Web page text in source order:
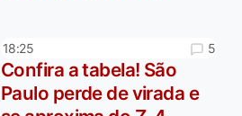
18:25 5
Confira a tabela! São
Paulo perde de virada e